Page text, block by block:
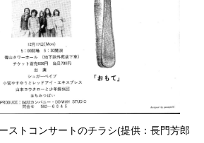
ストコンサートのチラシ(提供：長門芳郎